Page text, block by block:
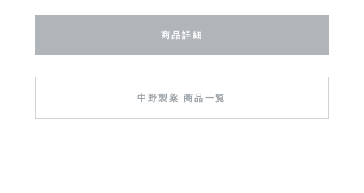
商品詳細
中野製薬 商品一覧